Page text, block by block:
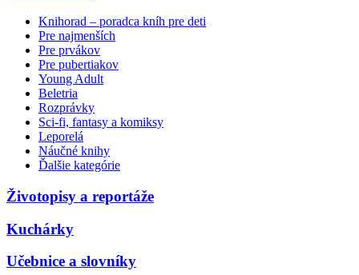
Knihorad – poradca kníh pre deti
Pre najmenších
Pre prvákov
Pre pubertiakov
Young Adult
Beletria
Rozprávky
Sci-fi, fantasy a komiksy
Leporelá
Náučné knihy
Ďalšie kategórie
Životopisy a reportáže
Kuchárky
Učebnice a slovníky